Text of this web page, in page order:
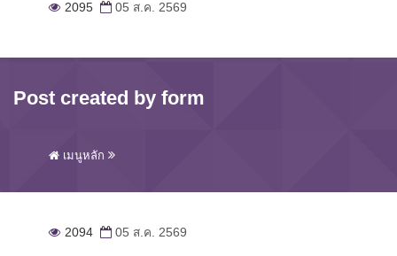
2095 05 ส.ค. 2569
Post created by form
เมนูหลัก
2094 05 ส.ค. 2569